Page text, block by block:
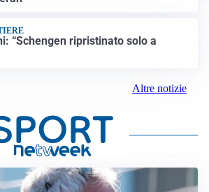
“Schengen ripristinato solo a
Altre notizie